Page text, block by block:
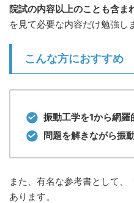
院試の内容以上のことも含ま
を見て必要な内容だけ勉強し
こんな方におすすめ
振動工学を1から網羅
問題を解きながら振
また、有名な参考書として、
あります。